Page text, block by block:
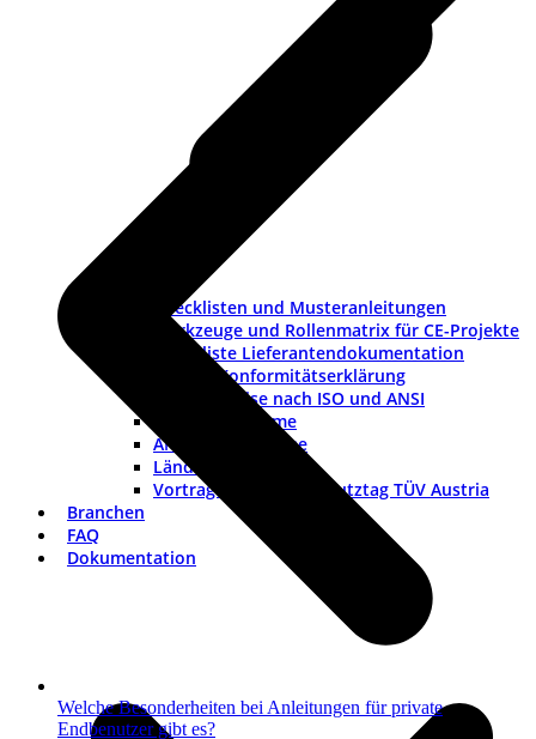
Checklisten und Musteranleitungen
Werkzeuge und Rollenmatrix für CE-Projekte
Checkliste Lieferantendokumentation
Muster-Konformitätserklärung
Warnhinweise nach ISO und ANSI
ISO-Piktogramme
ANSI-Piktogramme
Länderkennzeichen
Vortrag Explosionsschutztag TÜV Austria
Branchen
FAQ
Dokumentation
Welche Besonderheiten bei Anleitungen für private
Endbenutzer gibt es?